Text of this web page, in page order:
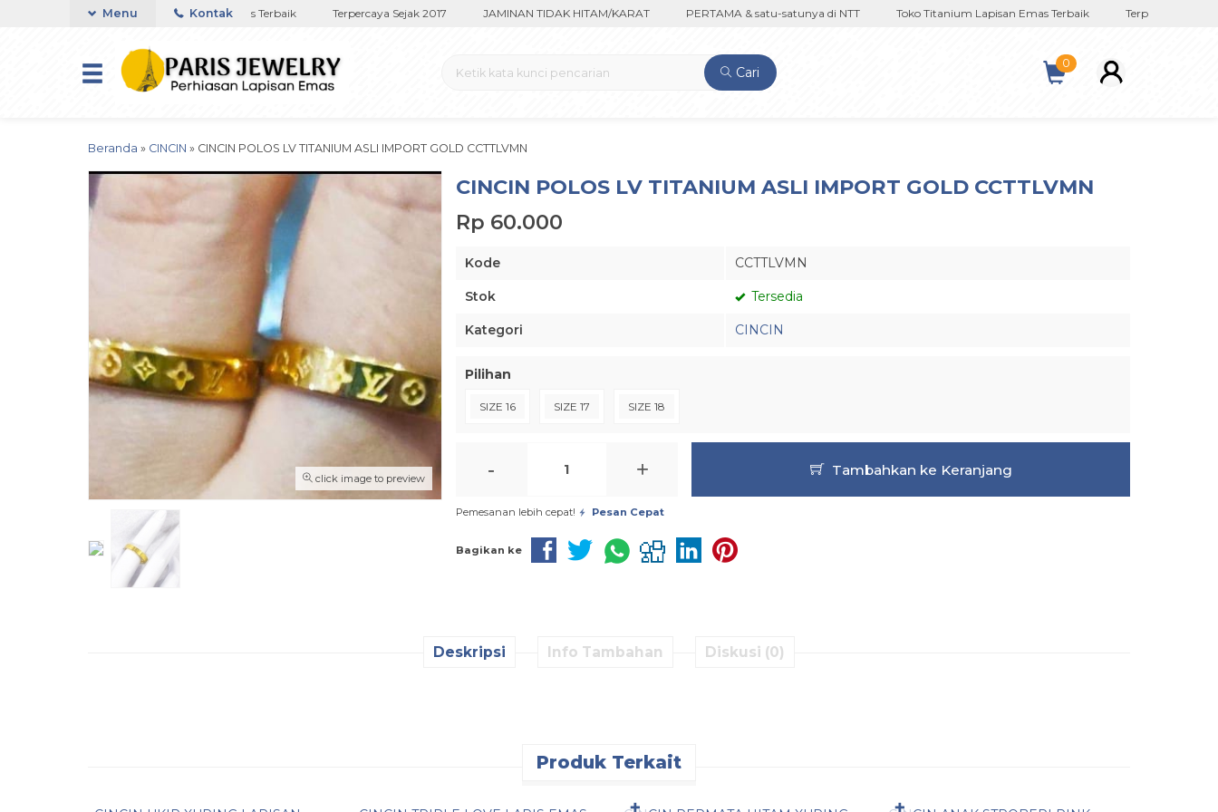
Toko Titanium Lapisan Emas Terbaik Terpercaya Sejak 2017 JAMINAN TIDAK HITAM/KARAT PERTAMA & satu-satunya di NTT Toko Titanium Lapisan Emas Terbaik Terpercaya Sejak
Menu Kontak
Cari
0
Beranda » CINCIN » CINCIN POLOS LV TITANIUM ASLI IMPORT GOLD CCTTLVMN
click image to preview
CINCIN POLOS LV TITANIUM ASLI IMPORT GOLD CCTTLVMN
Rp 60.000
Kode CCTTLVMN
Stok Tersedia
Kategori CINCIN
Pilihan
SIZE 16 SIZE 17 SIZE 18
- + Tambahkan ke Keranjang
Pemesanan lebih cepat! Pesan Cepat
Bagikan ke
Deskripsi Info Tambahan Diskusi (0)
Produk Terkait
✚ ✚